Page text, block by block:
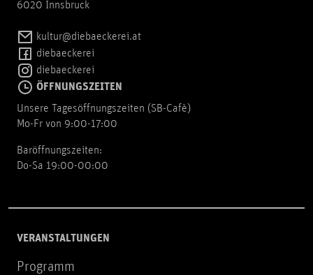
6020 Innsbruck
kultur@diebaeckerei.at
diebaeckerei
diebaeckerei
ÖFFNUNGSZEITEN
Unsere Tagesöffnungszeiten (SB-Cafè)
Mo-Fr von 9:00-17:00
Baröffnungszeiten:
Do-Sa 19:00-00:00
VERANSTALTUNGEN
Programm